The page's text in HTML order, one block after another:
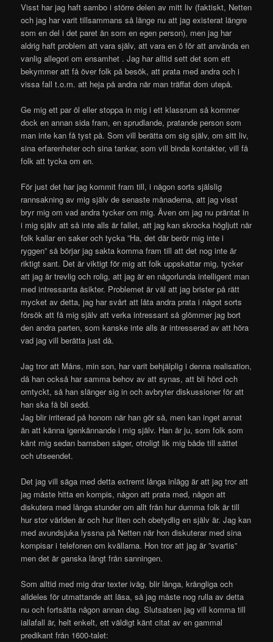
Visst har jag haft sambo i större delen av mitt liv (faktiskt, Netten
och jag har varit tillsammans så länge nu att jag existerat längre
som en del i det paret än som en egen person), men jag har
aldrig haft problem att vara själv, att vara en ö för att använda en
vanlig allegori om ensamhet . Jag har alltid sett det som ett
bekymmer att få över folk på besök, att prata med andra och i
vissa fall t.o.m. att heja på andra när man träffat dom utepå.
Ge mig ett par öl eller stoppa in mig i ett klassrum så kommer
dock en annan sida fram, en sprudlande, pratande person som
man inte kan få tyst på. Som vill berätta om sig själv, om sitt liv,
sina erfarenheter och sina tankar, som vill binda kontakter, vill få
folk att tycka om en.
För just det har jag kommit fram till, i någon sorts själslig
rannsakning av mig själv de senaste månaderna, att jag visst
bryr mig om vad andra tycker om mig. Även om jag nu präntat in
i mig själv att så inte alls är fallet, att jag kan skrocka högljutt när
folk kallar en saker och tycka ”Ha, det där berör mig inte i
ryggen” så börjar jag sakta komma fram till att det nog inte är
riktigt sant. Det är viktigt för mig att folk uppskattar mig, tycker
att jag är trevlig och rolig, att jag är en någorlunda intelligent man
med intressanta åsikter. Problemet är väl att jag brister på rätt
mycket av detta, jag har svårt att låta andra prata i något sorts
försök att få mig själv att verka intressant så glömmer jag bort
den andra parten, som kanske inte alls är intresserad av att höra
vad jag vill berätta just då.
Jag tror att Måns, min son, har varit behjälplig i denna realisation,
då han också har samma behov av att synas, att bli hörd och
omtyckt, så han slänger sig in och avbryter diskussioner för att
han ska få bli sedd.
Jag blir irriterad på honom när han gör så, men kan inget annat
än att känna igenkännande i mig själv. Han är ju, som folk som
känt mig sedan barnsben säger, otroligt lik mig både till sättet
och utseendet.
Det jag vill säga med detta extremt långa inlägg är att jag tror att
jag måste hitta en kompis, någon att prata med, någon att
diskutera med långa stunder om allt från hur dumma folk är till
hur stor världen är och hur liten och obetydlig en själv är. Jag kan
med avundsjuka lyssna på Netten när hon diskuterar med sina
kompisar i telefonen om kvällarna. Hon tror att jag är ”svartis”
men det är ganska långt från sanningen.
Som alltid med mig drar texter iväg, blir långa, krångliga och
alldeles för utmattande att läsa, så jag måste nog rulla av detta
nu och fortsätta någon annan dag. Slutsatsen jag vill komma till
iallafall är, helt enkelt, ett väldigt känt citat av en gammal
predikant från 1600-talet: